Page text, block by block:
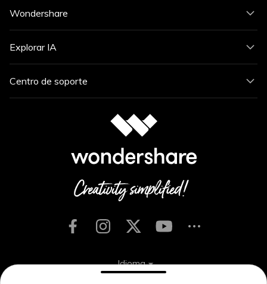
Wondershare
Explorar IA
Centro de soporte
Idioma